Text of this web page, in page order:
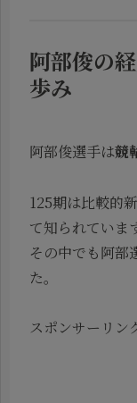
阿部俊の
歩み
阿部俊選手は競
125期は比較的
て知られていま
その中でも阿部
た。
スポンサーリン